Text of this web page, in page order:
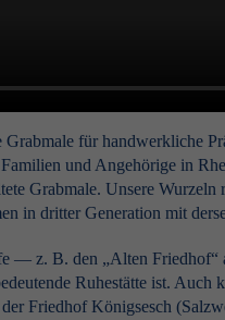
für handwerkliche
und Angehörige in
Grabmale. Unsere
in dritter Generation mit
— z. B. den „Alten Friedhof“
Ruhestätte ist.
Friedhof Königsesch